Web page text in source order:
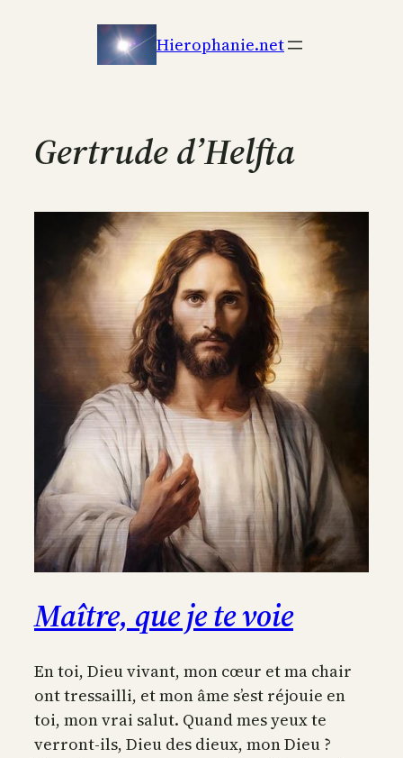
Hierophanie.net
Gertrude d’Helfta
Maître, que je te voie
En toi, Dieu vivant, mon cœur et ma chair
ont tressailli, et mon âme s’est réjouie en
toi, mon vrai salut. Quand mes yeux te
verront-ils, Dieu des dieux, mon Dieu ?